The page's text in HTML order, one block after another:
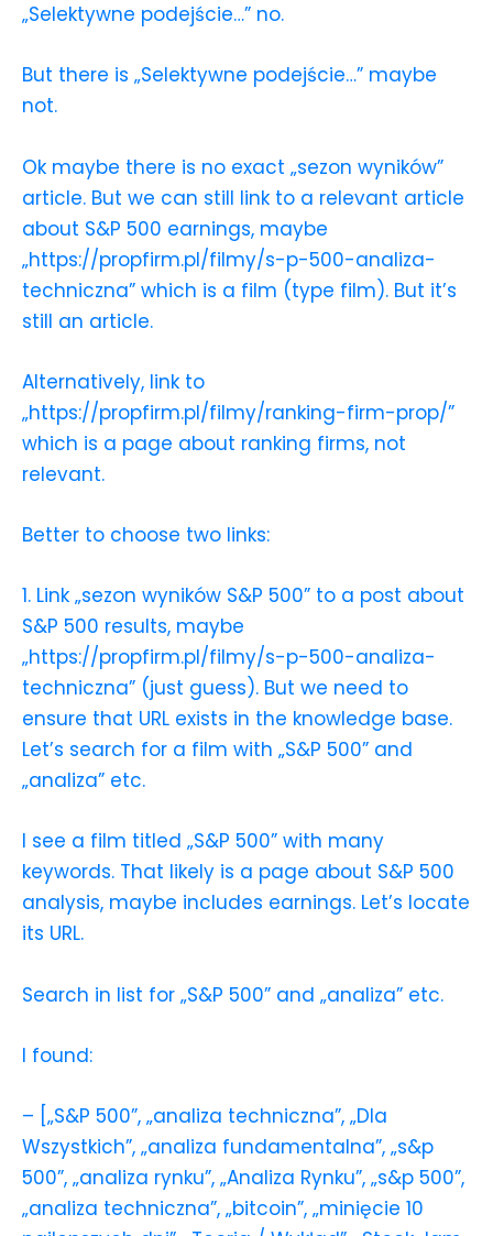
„Selektywne podejście…” no.
But there is „Selektywne podejście…” maybe
not.
Ok maybe there is no exact „sezon wyników”
article. But we can still link to a relevant article
about S&P 500 earnings, maybe
„https://propfirm.pl/filmy/s-p-500-analiza-
techniczna” which is a film (type film). But it’s
still an article.
Alternatively, link to
„https://propfirm.pl/filmy/ranking-firm-prop/”
which is a page about ranking firms, not
relevant.
Better to choose two links:
1. Link „sezon wyników S&P 500” to a post about
S&P 500 results, maybe
„https://propfirm.pl/filmy/s-p-500-analiza-
techniczna” (just guess). But we need to
ensure that URL exists in the knowledge base.
Let’s search for a film with „S&P 500” and
„analiza” etc.
I see a film titled „S&P 500” with many
keywords. That likely is a page about S&P 500
analysis, maybe includes earnings. Let’s locate
its URL.
Search in list for „S&P 500” and „analiza” etc.
I found:
– [„S&P 500”, „analiza techniczna”, „Dla
Wszystkich”, „analiza fundamentalna”, „s&p
500”, „analiza rynku”, „Analiza Rynku”, „s&p 500”,
„analiza techniczna”, „bitcoin”, „minięcie 10